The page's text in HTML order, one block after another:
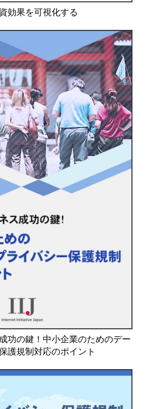
効果を可視化する
功の鍵！中小企業のためのデー
護規制対応のポイント